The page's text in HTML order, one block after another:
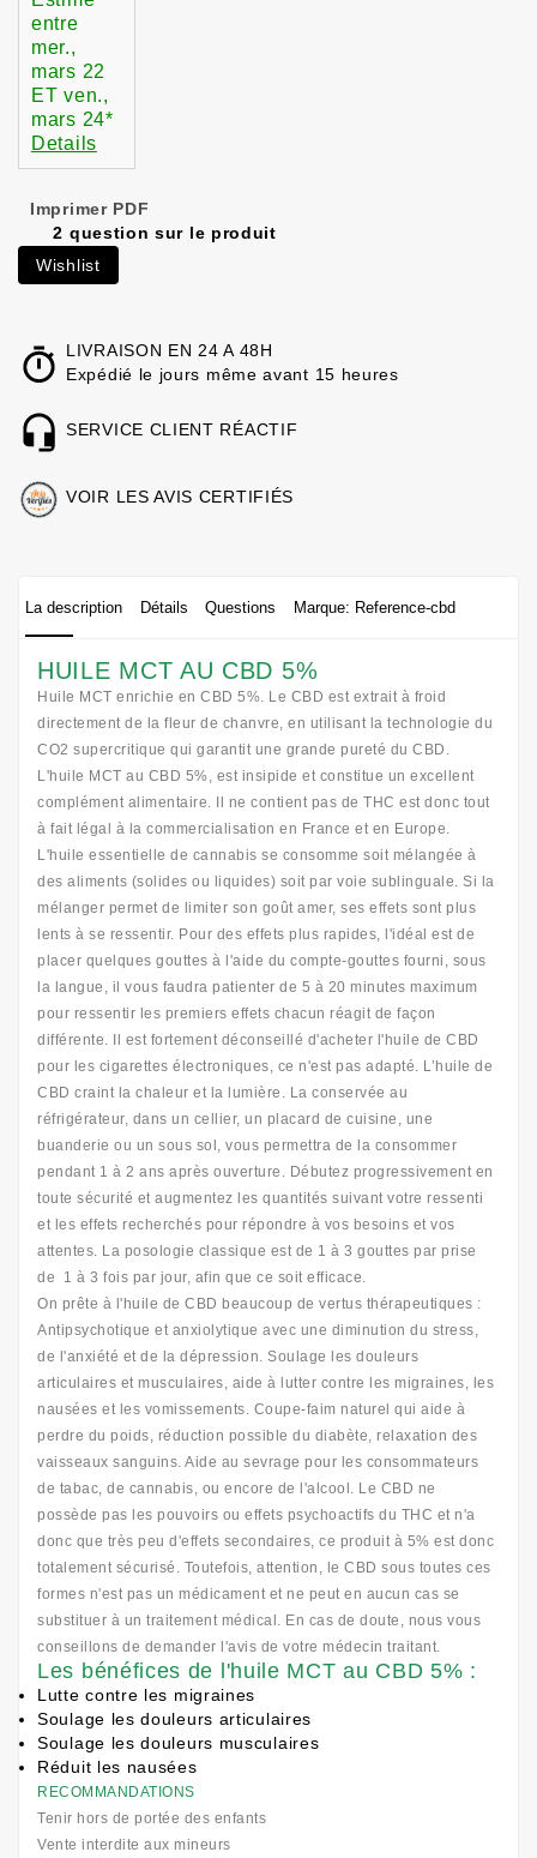
entre
mer.,
mars 22
ETven.,
mars 24*
Details
Imprimer PDF
2 question sur le produit
Wishlist
LIVRAISON EN 24 A 48H
Expédié le jours même avant 15 heures
SERVICE CLIENT RÉACTIF
VOIR LES AVIS CERTIFIÉS
La description Détails Questions Marque: Reference-cbd
HUILE MCT AU CBD 5%
Huile MCT enrichie en CBD 5%. Le CBD est extrait à froid
directement de la fleur de chanvre, en utilisant la technologie du
CO2 supercritique qui garantit une grande pureté du CBD.
L'huile MCT au CBD 5%, est insipide et constitue un excellent
complément alimentaire. Il ne contient pas de THC est donc tout
à fait légal à la commercialisation en France et en Europe.
L'huile essentielle de cannabis se consomme soit mélangée à
des aliments (solides ou liquides) soit par voie sublinguale. Si la
mélanger permet de limiter son goût amer, ses effets sont plus
lents à se ressentir. Pour des effets plus rapides, l'idéal est de
placer quelques gouttes à l'aide du compte-gouttes fourni, sous
la langue, il vous faudra patienter de 5 à 20 minutes maximum
pour ressentir les premiers effets chacun réagit de façon
différente. Il est fortement déconseillé d'acheter l'huile de CBD
pour les cigarettes électroniques, ce n'est pas adapté. L’huile de
CBD craint la chaleur et la lumière. La conservée au
réfrigérateur, dans un cellier, un placard de cuisine, une
buanderie ou un sous sol, vous permettra de la consommer
pendant 1 à 2 ans après ouverture. Débutez progressivement en
toute sécurité et augmentez les quantités suivant votre ressenti
et les effets recherchés pour répondre à vos besoins et vos
attentes. La posologie classique est de 1 à 3 gouttes par prise
de 1 à 3 fois par jour, afin que ce soit efficace.
On prête à l'huile de CBD beaucoup de vertus thérapeutiques :
Antipsychotique et anxiolytique avec une diminution du stress,
de l'anxiété et de la dépression. Soulage les douleurs
articulaires et musculaires, aide à lutter contre les migraines, les
nausées et les vomissements. Coupe-faim naturel qui aide à
perdre du poids, réduction possible du diabète, relaxation des
vaisseaux sanguins. Aide au sevrage pour les consommateurs
de tabac, de cannabis, ou encore de l'alcool. Le CBD ne
possède pas les pouvoirs ou effets psychoactifs du THC et n'a
donc que très peu d'effets secondaires, ce produit à 5% est donc
totalement sécurisé. Toutefois, attention, le CBD sous toutes ces
formes n'est pas un médicament et ne peut en aucun cas se
substituer à un traitement médical. En cas de doute, nous vous
conseillons de demander l'avis de votre médecin traitant.
Les bénéfices de l'huile MCT au CBD 5% :
Lutte contre les migraines
Soulage les douleurs articulaires
Soulage les douleurs musculaires
Réduit les nausées
RECOMMANDATIONS
Tenir hors de portée des enfants
Vente interdite aux mineurs